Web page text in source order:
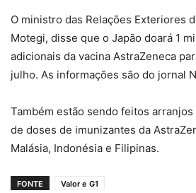
O ministro das Relações Exteriores
Motegi, disse que o Japão doará 1
adicionais da vacina AstraZeneca
julho. As informações são do jornal
Também estão sendo feitos arranjos
de doses de imunizantes da
Malásia, Indonésia e Filipinas.
FONTE
Valor e G1